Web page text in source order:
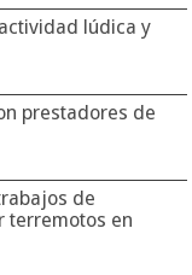
lúdica y
prestadores de
de
terremotos en